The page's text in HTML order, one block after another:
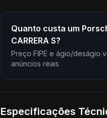
Quanto custa um
CARRERA S?
Preço FIPE e ágio/deságio
anúncios reais
Especificações